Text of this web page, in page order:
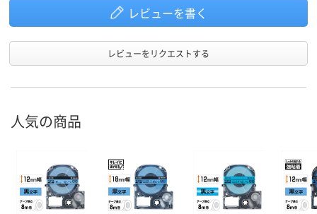
レビューを書く
レビューをリクエストする
人気の商品